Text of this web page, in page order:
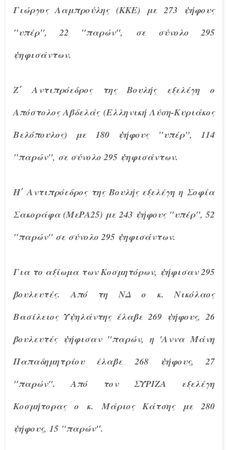
Γιώργος Λαμπρούλης (ΚΚΕ) με 273 ψήφους
"υπέρ", 22 "παρών", σε σύνολο 295
ψηφισάντων.
Ζ΄ Αντιπρόεδρος της Βουλής εξελέγη ο
Απόστολος Αβδελάς (Ελληνική Λύση-Κυριάκος
Βελόπουλος) με 180 ψήφους "υπέρ", 114
"παρών", σε σύνολο 295 ψηφισάντων.
Η΄ Αντιπρόεδρος της Βουλής εξελέγη η Σοφία
Σακοράφα (ΜεΡΑ25) με 243 ψήφους "υπέρ", 52
"παρών" σε σύνολο 295 ψηφισάντων.
Για το αξίωμα των Κοσμητόρων, ψήφισαν 295
βουλευτές. Από τη ΝΔ ο κ. Νικόλαος
Βασίλειος Υψηλάντης έλαβε 269 ψήφους, 26
βουλευτές ψήφισαν "παρών, η 'Αννα Μάνη
Παπαδημητρίου έλαβε 268 ψήφους, 27
"παρών". Από τον ΣΥΡΙΖΑ εξελέγη
Κοσμήτορας ο κ. Μάριος Κάτσης με 280
ψήφους, 15 "παρών".